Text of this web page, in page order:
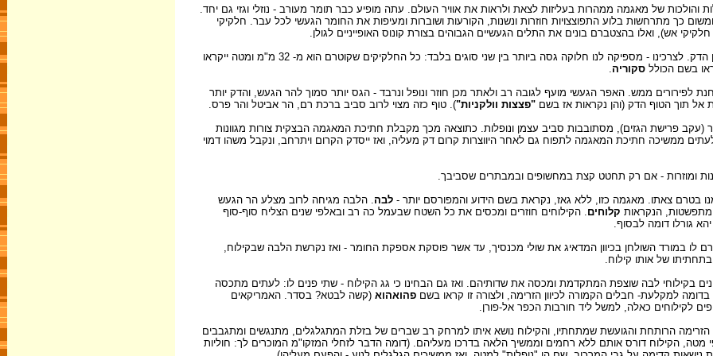
של מאגמה ממהרות בעליזות לצאת ולראות את אוויר העולם. עתה מופיע כבר תומר מעורב - נוזלי וגזי גם יחד.
כך מתרחשות בלוע התפוצצויות חוזרות ונשנות, הקורעות ושוברות ומעיפות את החומר הגעשי לכל עבר. חלקיקי
חלקיקי אש), ואלו בהצטברם בונים את התלים הגעשיים הגבוהים בצורת קונוס האופייניים לגולן.
הפירוקלסטים יכולים להופיע בגדלים שונים, מסלעי ענק ועד אבק דק מן הדק. לצרכינו - מספיקה לנו חלוקה גסה ביותר בין שני סוגים בלבד: כל החלקיקים שקוטרם הוא מ- 32 מ"מ ומטה ייקראו
סקוריה
לפירורים ממש. האפר הגעשי מועף לגובה רב ולאתר מכן חוזר ונופל ונרבד - הגס יותר סמוך להר הגעש, והדק יותר
אל תוך הטוף הדק (והן נקראות אז בשם "פצצות וולקניות"). טוף כזה מצוי לרוב סביב ברכת רם, הר אביטל והר פרס.
(עקב פרישת הגזים), מסתובבות סביב עצמן ונופלות. כתוצאה מכך מקבלת חתיכת המאגמה הבצקית צורות מגוונות
ממשיכה חתיכת המאגמה לתפוח גם לאחר היווצרות קרום דק מעליה, ואז ייסדק הקרום ויתרחב, ונקבל משהו דמוי
ומוזרות - אם רק תחטט קצת במחשופים ובמבתרים שסביבך.
בטרם צאתו. מאגמה כזו, ללא גאז, נקראת בשם הידוע והמפורסם יותר - לבה . הלבה מגיחה לרוב מצלע הר הגעש
מתפשטות, הנקראות קלוחים . הקילוחים חוזרים ומכסים את כל השטח שבעמל כה רב ובאלפי שנים הצליח סוף-סוף
גורלו דומה לבסוף.
לו במורד השולחן בכיוון המדאיג את שולי מכנסיך, עד אשר פוסקת אספקת החומר - ואז נקרשת הלבה שבקילוח,
של אותו קילוח.
בקילוחי לבה שוצפת המתקדמת ומכסה את שדותיהם. ואז גם הבחינו כי גג הקילוח - שתי פנים לו: לעתים מתכסה
למקלעת- חבלים הקמורה לכיוון הזרימה, ולצורה זו קראו בשם פהואהוא (קשה לבטא? בסדר. האמריקאים
לקילוחים כאלה, למשל ליד חורבות הכפר אל-פורן.
הזרימה הרותחת והגועשת שמתחתיו, והקילוח נושא איתו למרחק רב שברים של בזלת המתגלגלים, מתנגשים ומתגבבים
מטה, הקילוח דורס אותם ללא רחמים וממשיך הלאה בדרכו מעליהם. (דומה הדבר לזחלי המזקו"מ המוכרים לך: חוליות